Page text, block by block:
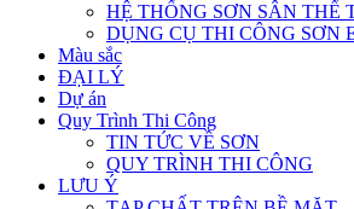
HỆ THỐNG SƠN SÂN THỂ
DỤNG CỤ THI CÔNG SƠN
Màu sắc
ĐẠI LÝ
Dự án
Quy Trình Thi Công
TIN TỨC VỀ SƠN
QUY TRÌNH THI CÔNG
LƯU Ý